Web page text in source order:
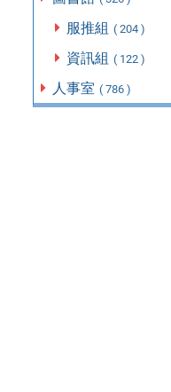
服推組 ( 204 )
資訊組 ( 122 )
人事室 ( 786 )